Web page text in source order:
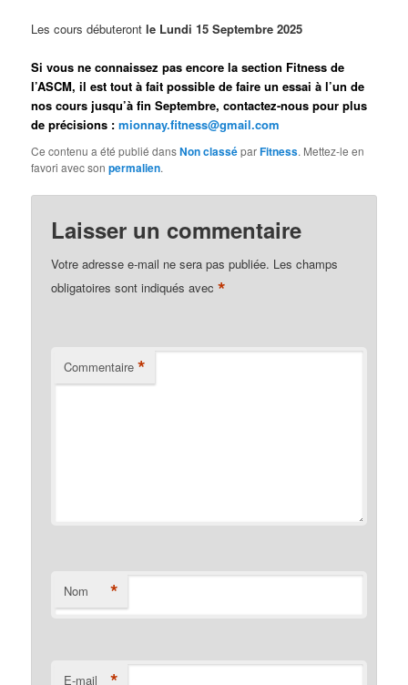
Les cours débuterontle Lundi 15 Septembre 2025
Si vous ne connaissez pas encore la section Fitness de
l’ASCM, il est tout à fait possible de faire un essai à l’un de
nos cours jusqu’à fin Septembre, contactez-nous pour plus
de précisions :mionnay.fitness@gmail.com
Ce contenu a été publié dansNon classéparFitness. Mettez-le en
favori avec sonpermalien.
Laisser un commentaire
Votre adresse e-mail ne sera pas publiée. Les champs
obligatoires sont indiqués avec*
Commentaire *
Nom *
E-mail